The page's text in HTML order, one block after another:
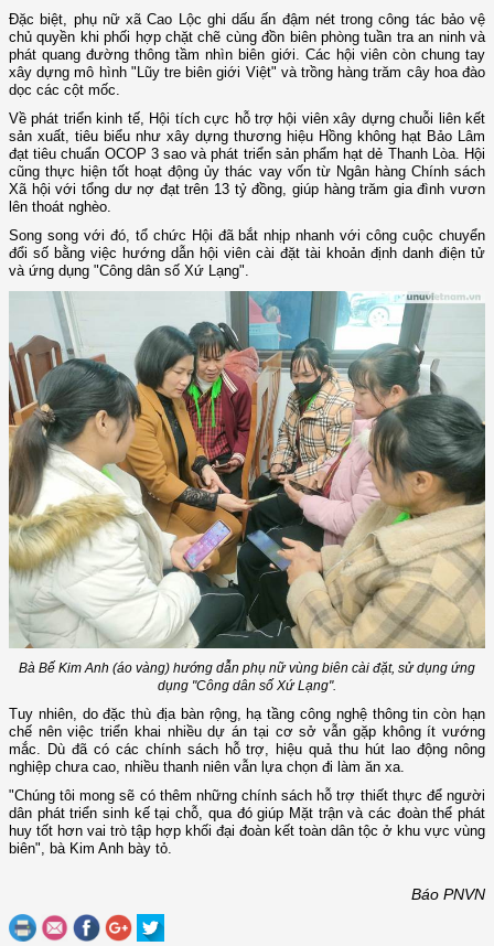
Đặc biệt, phụ nữ xã Cao Lộc ghi dấu ấn đậm nét trong công tác bảo vệ
chủ quyền khi phối hợp chặt chẽ cùng đồn biên phòng tuần tra an ninh và
phát quang đường thông tầm nhìn biên giới. Các hội viên còn chung tay
xây dựng mô hình "Lũy tre biên giới Việt" và trồng hàng trăm cây hoa đào
dọc các cột mốc.
Về phát triển kinh tế, Hội tích cực hỗ trợ hội viên xây dựng chuỗi liên kết
sản xuất, tiêu biểu như xây dựng thương hiệu Hồng không hạt Bảo Lâm
đạt tiêu chuẩn OCOP 3 sao và phát triển sản phẩm hạt dẻ Thanh Lòa. Hội
cũng thực hiện tốt hoạt động ủy thác vay vốn từ Ngân hàng Chính sách
Xã hội với tổng dư nợ đạt trên 13 tỷ đồng, giúp hàng trăm gia đình vươn
lên thoát nghèo.
Song song với đó, tổ chức Hội đã bắt nhịp nhanh với công cuộc chuyển
đổi số bằng việc hướng dẫn hội viên cài đặt tài khoản định danh điện tử
và ứng dụng "Công dân số Xứ Lạng".
Bà Bế Kim Anh (áo vàng) hướng dẫn phụ nữ vùng biên cài đặt, sử dụng ứng
dụng "Công dân số Xứ Lạng".
Tuy nhiên, do đặc thù địa bàn rộng, hạ tầng công nghệ thông tin còn hạn
chế nên việc triển khai nhiều dự án tại cơ sở vẫn gặp không ít vướng
mắc. Dù đã có các chính sách hỗ trợ, hiệu quả thu hút lao động nông
nghiệp chưa cao, nhiều thanh niên vẫn lựa chọn đi làm ăn xa.
"Chúng tôi mong sẽ có thêm những chính sách hỗ trợ thiết thực để người
dân phát triển sinh kế tại chỗ, qua đó giúp Mặt trận và các đoàn thể phát
huy tốt hơn vai trò tập hợp khối đại đoàn kết toàn dân tộc ở khu vực vùng
biên", bà Kim Anh bày tỏ.
Báo PNVN